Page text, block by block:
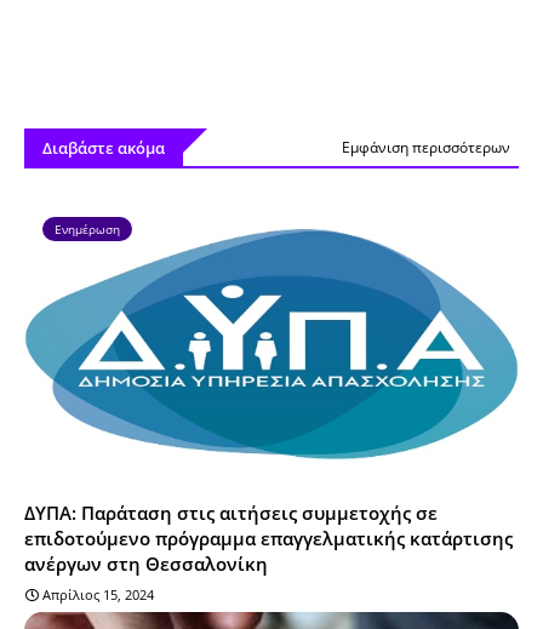
Διαβάστε ακόμα Εμφάνιση περισσότερων
Ενημέρωση
ΔΥΠΑ: Παράταση στις αιτήσεις συμμετοχής σε
επιδοτούμενο πρόγραμμα επαγγελματικής κατάρτισης
ανέργων στη Θεσσαλονίκη
Απρίλιος 15, 2024